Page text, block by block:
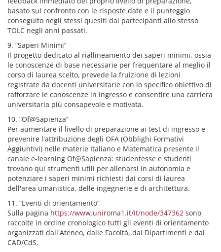
basato sul confronto con le risposte date e il punteggio
conseguito negli stessi quesiti dai partecipanti allo stesso
TOLC negli anni passati.
9. “Saperi Minimi”
Il progetto dedicato al riallineamento dei saperi minimi, ossia
le conoscenze di base necessarie per frequentare al meglio il
corso di laurea scelto, prevede la fruizione di lezioni
registrate da docenti universitarie con lo specifico obiettivo di
rafforzare le conoscenze in ingresso e consentire una carriera
universitaria più consapevole e motivata.
10. “Of@Sapienza”
Per aumentare il livello di preparazione ai test di ingresso e
prevenire l'attribuzione degli OFA (Obblighi Formativi
Aggiuntivi) nelle materie Italiano e Matematica presente il
canale e-learning Of@Sapienza: studentesse e studenti
trovano qui strumenti utili per allenarsi in autonomia e
potenziare i saperi minimi richiesti dai corsi di laurea
dell'area umanistica, delle ingegnerie e di architettura.
11. “Eventi di orientamento”
Sulla pagina https://www.uniroma1.it/it/node/347362 sono
raccolte in ordine cronologico tutti gli eventi di orientamento
organizzati dall'Ateneo, dalle Facoltà, dai Dipartimenti e dai
CAD/CdS.